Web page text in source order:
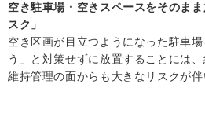
空き駐車場・空きスペースをそのま
スク」
空き区画が目立つようになった駐車
う」と対策せずに放置することには
維持管理の面からも大きなリスクが伴